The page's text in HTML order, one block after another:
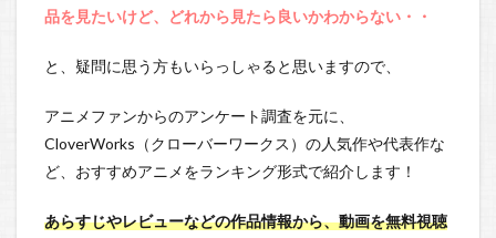
品を見たいけど、どれから見たら良いかわからない・・
と、疑問に思う方もいらっしゃると思いますので、
アニメファンからのアンケート調査を元に、
CloverWorks（クローバーワークス）の人気作や代表作な
ど、おすすめアニメをランキング形式で紹介します！
あらすじやレビューなどの作品情報から、動画を無料視聴